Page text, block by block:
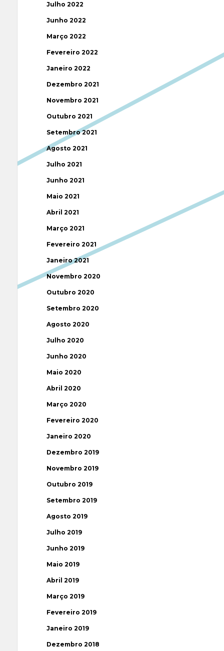
Julho 2022
Junho 2022
Março 2022
Fevereiro 2022
Janeiro 2022
Dezembro 2021
Novembro 2021
Outubro 2021
Setembro 2021
Agosto 2021
Julho 2021
Junho 2021
Maio 2021
Abril 2021
Março 2021
Fevereiro 2021
Janeiro 2021
Novembro 2020
Outubro 2020
Setembro 2020
Agosto 2020
Julho 2020
Junho 2020
Maio 2020
Abril 2020
Março 2020
Fevereiro 2020
Janeiro 2020
Dezembro 2019
Novembro 2019
Outubro 2019
Setembro 2019
Agosto 2019
Julho 2019
Junho 2019
Maio 2019
Abril 2019
Março 2019
Fevereiro 2019
Janeiro 2019
Dezembro 2018